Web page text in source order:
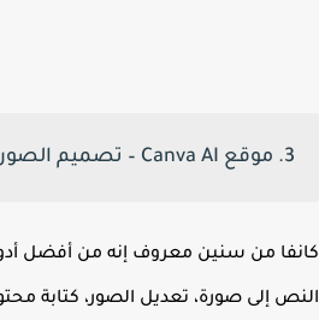
3. موقع Canva AI – تصميم الصور والفيديوهات بسهولة
النص إلى صورة، تعديل الصور، كتابة